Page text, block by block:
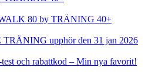
80 by TRÄNING 40+
upphör den 31 jan 2026
och rabattkod – Min nya favorit!